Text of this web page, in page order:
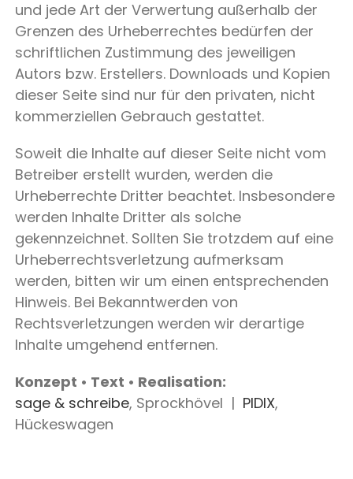
und jede Art der Verwertung außerhalb der
Grenzen des Urheberrechtes bedürfen der
schriftlichen Zustimmung des jeweiligen
Autors bzw. Erstellers. Downloads und Kopien
dieser Seite sind nur für den privaten, nicht
kommerziellen Gebrauch gestattet.
Soweit die Inhalte auf dieser Seite nicht vom
Betreiber erstellt wurden, werden die
Urheberrechte Dritter beachtet. Insbesondere
werden Inhalte Dritter als solche
gekennzeichnet. Sollten Sie trotzdem auf eine
Urheberrechtsverletzung aufmerksam
werden, bitten wir um einen entsprechenden
Hinweis. Bei Bekanntwerden von
Rechtsverletzungen werden wir derartige
Inhalte umgehend entfernen.
Konzept • Text • Realisation:
sage & schreibe, Sprockhövel | PIDIX,
Hückeswagen